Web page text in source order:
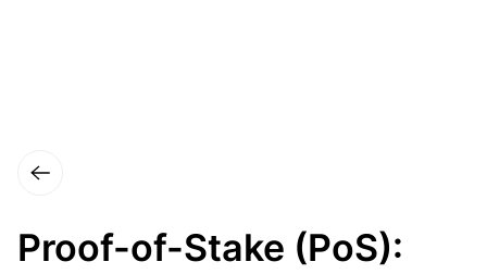
Proof-of-Stake (PoS):